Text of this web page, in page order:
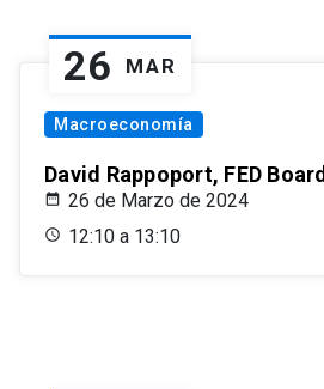
26 MAR
Macroeconomía
David Rappoport, FED Board
26 de Marzo de 2024
12:10 a 13:10